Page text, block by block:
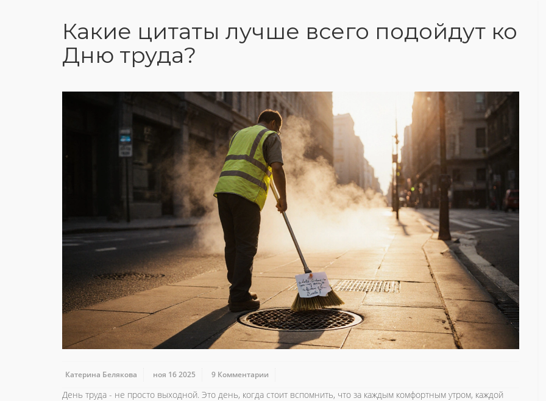
Какие цитаты лучше всего подойдут ко
Дню труда?
Катерина Белякова ноя 16 2025 9 Комментарии
День труда - не просто выходной. Это день, когда стоит вспомнить, что за каждым комфортным утром, каждой